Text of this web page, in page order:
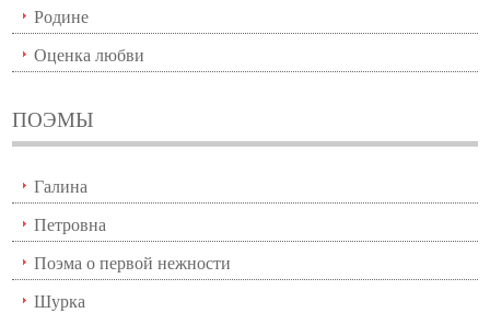
Родине
Оценка любви
ПОЭМЫ
Галина
Петровна
Поэма о первой нежности
Шурка